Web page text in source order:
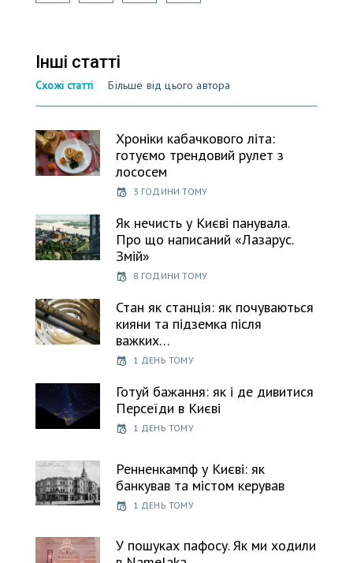
Інші статті
Схожі статті Більше від цього автора
Хроніки кабачкового літа:
готуємо трендовий рулет з
лососем
3 ГОДИНИ ТОМУ
Як нечисть у Києві панувала.
Про що написаний «Лазарус.
Змій»
8 ГОДИНИ ТОМУ
Стан як станція: як почуваються
кияни та підземка після
важких…
1 ДЕНЬ ТОМУ
Готуй бажання: як і де дивитися
Персеїди в Києві
1 ДЕНЬ ТОМУ
Ренненкампф у Києві: як
банкував та містом керував
1 ДЕНЬ ТОМУ
У пошуках пафосу. Як ми ходили